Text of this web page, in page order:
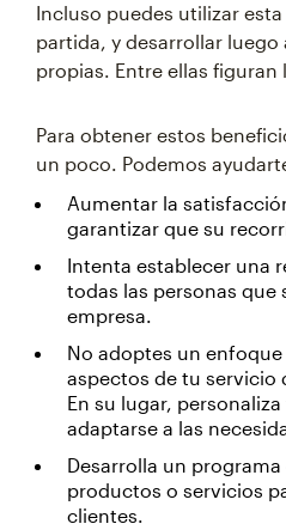
Incluso puedes utilizar
partida, y desarrollar luego
propias. Entre ellas figuran
Para obtener estos
un poco. Podemos
Aumentar la
garantizar que su
Intenta establecer una
todas las personas que
empresa.
No adoptes un
aspectos de tu servicio
En su lugar,
adaptarse a las
Desarrolla un
productos o servicios
clientes.